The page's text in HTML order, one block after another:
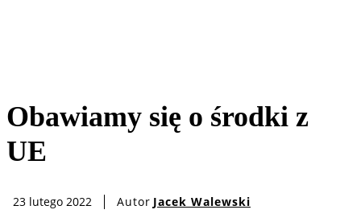
Obawiamy się o środki z
UE
23 lutego 2022 Autor Jacek Walewski